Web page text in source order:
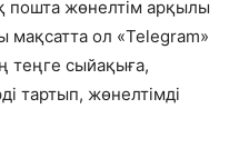
пошта жөнелтім арқылы
мақсатта ол «Telegram»
теңге сыйақыға,
тартып, жөнелтімді